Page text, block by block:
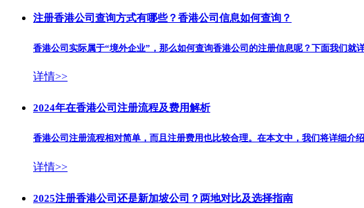
注册香港公司查询方式有哪些？香港公司信息如何查询？
香港公司实际属于“境外企业”，那么如何查询香港公司的注册信息呢？下面我们就
详情>>
2024年在香港公司注册流程及费用解析
香港公司注册流程相对简单，而且注册费用也比较合理。在本文中，我们将详细
详情>>
2025注册香港公司还是新加坡公司？两地对比及选择指南